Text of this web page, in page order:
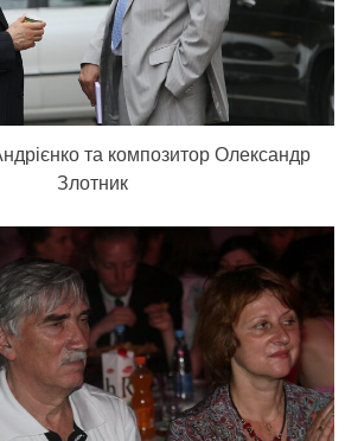
та композитор Олександр
Злотник